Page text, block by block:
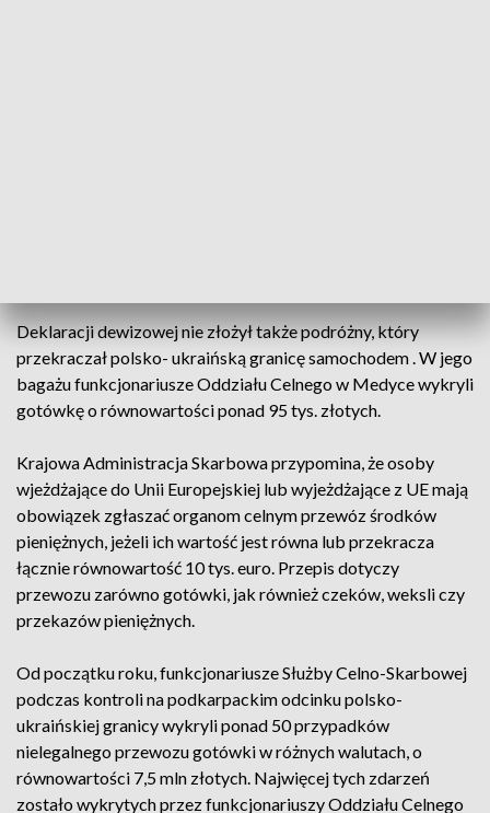
Deklaracji dewizowej nie złożył także podróżny, który
przekraczał polsko- ukraińską granicę samochodem . W jego
bagażu funkcjonariusze Oddziału Celnego w Medyce wykryli
gotówkę o równowartości ponad 95 tys. złotych.
Krajowa Administracja Skarbowa przypomina, że osoby
wjeżdżające do Unii Europejskiej lub wyjeżdżające z UE mają
obowiązek zgłaszać organom celnym przewóz środków
pieniężnych, jeżeli ich wartość jest równa lub przekracza
łącznie równowartość 10 tys. euro. Przepis dotyczy
przewozu zarówno gotówki, jak również czeków, weksli czy
przekazów pieniężnych.
Od początku roku, funkcjonariusze Służby Celno-Skarbowej
podczas kontroli na podkarpackim odcinku polsko-
ukraińskiej granicy wykryli ponad 50 przypadków
nielegalnego przewozu gotówki w różnych walutach, o
równowartości 7,5 mln złotych. Najwięcej tych zdarzeń
zostało wykrytych przez funkcjonariuszy Oddziału Celnego